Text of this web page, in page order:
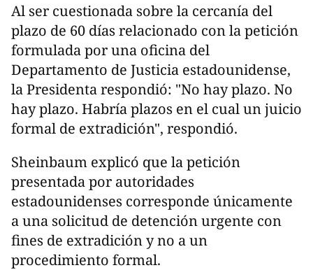
Al ser cuestionada sobre la cercanía del
plazo de 60 días relacionado con la petición
formulada por una oficina del
Departamento de Justicia estadounidense,
la Presidenta respondió: "No hay plazo. No
hay plazo. Habría plazos en el cual un juicio
formal de extradición", respondió.
Sheinbaum explicó que la petición
presentada por autoridades
estadounidenses corresponde únicamente
a una solicitud de detención urgente con
fines de extradición y no a un
procedimiento formal.